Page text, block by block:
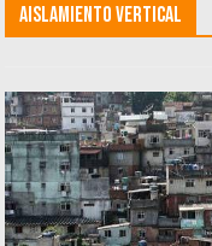
Aislamiento vertical